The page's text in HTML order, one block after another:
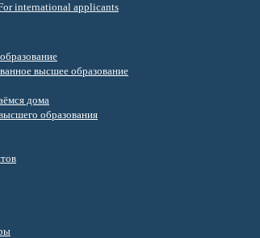
international applicants
высшее образование
дома
образования